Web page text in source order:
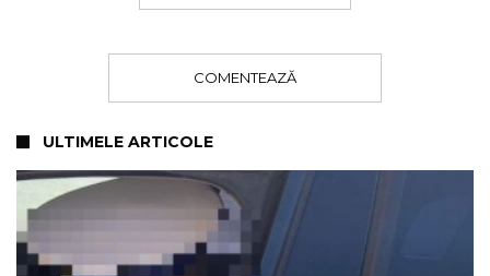
COMENTEAZĂ
ULTIMELE ARTICOLE